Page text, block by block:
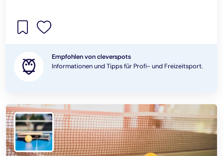
Empfohlen von cleverspots
Informationen und Tipps für Profi- und Freizeitsport.